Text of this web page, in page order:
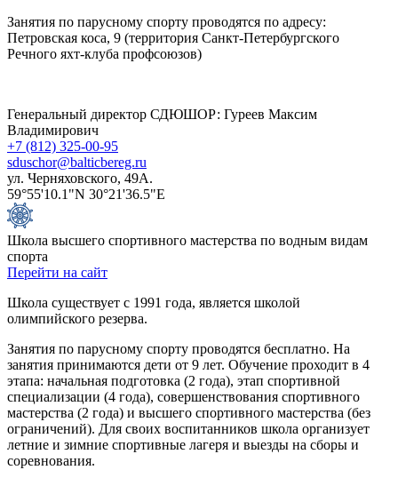
Занятия по парусному спорту проводятся по адресу:
Петровская коса, 9 (территория Санкт-Петербургского
Речного яхт-клуба профсоюзов)
Генеральный директор СДЮШОР: Гуреев Максим
Владимирович
+7 (812) 325-00-95
sduschor@balticbereg.ru
ул. Черняховского, 49А.
59°55'10.1"N 30°21'36.5"E
Школа высшего спортивного мастерства по водным видам
спорта
Перейти на сайт
Школа существует с 1991 года, является школой
олимпийского резерва.
Занятия по парусному спорту проводятся бесплатно. На
занятия принимаются дети от 9 лет. Обучение проходит в 4
этапа: начальная подготовка (2 года), этап спортивной
специализации (4 года), совершенствования спортивного
мастерства (2 года) и высшего спортивного мастерства (без
ограничений). Для своих воспитанников школа организует
летние и зимние спортивные лагеря и выезды на сборы и
соревнования.